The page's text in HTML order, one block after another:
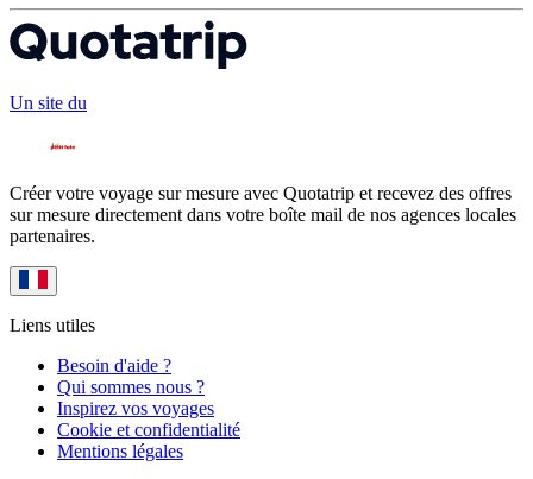
Un site du
Créer votre voyage sur mesure avec Quotatrip et recevez des offres
sur mesure directement dans votre boîte mail de nos agences locales
partenaires.
Liens utiles
Besoin d'aide ?
Qui sommes nous ?
Inspirez vos voyages
Cookie et confidentialité
Mentions légales